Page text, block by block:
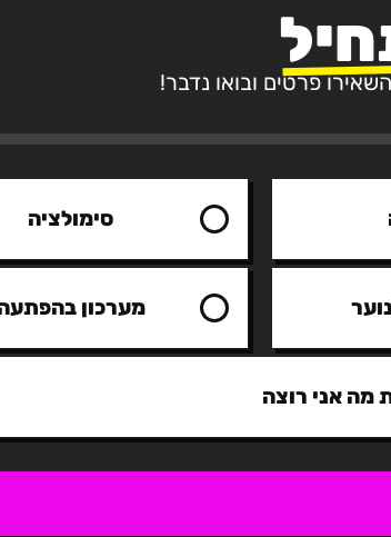
פרטים ובואו נדבר!
סימולציה
מערכון
מה אני רוצה